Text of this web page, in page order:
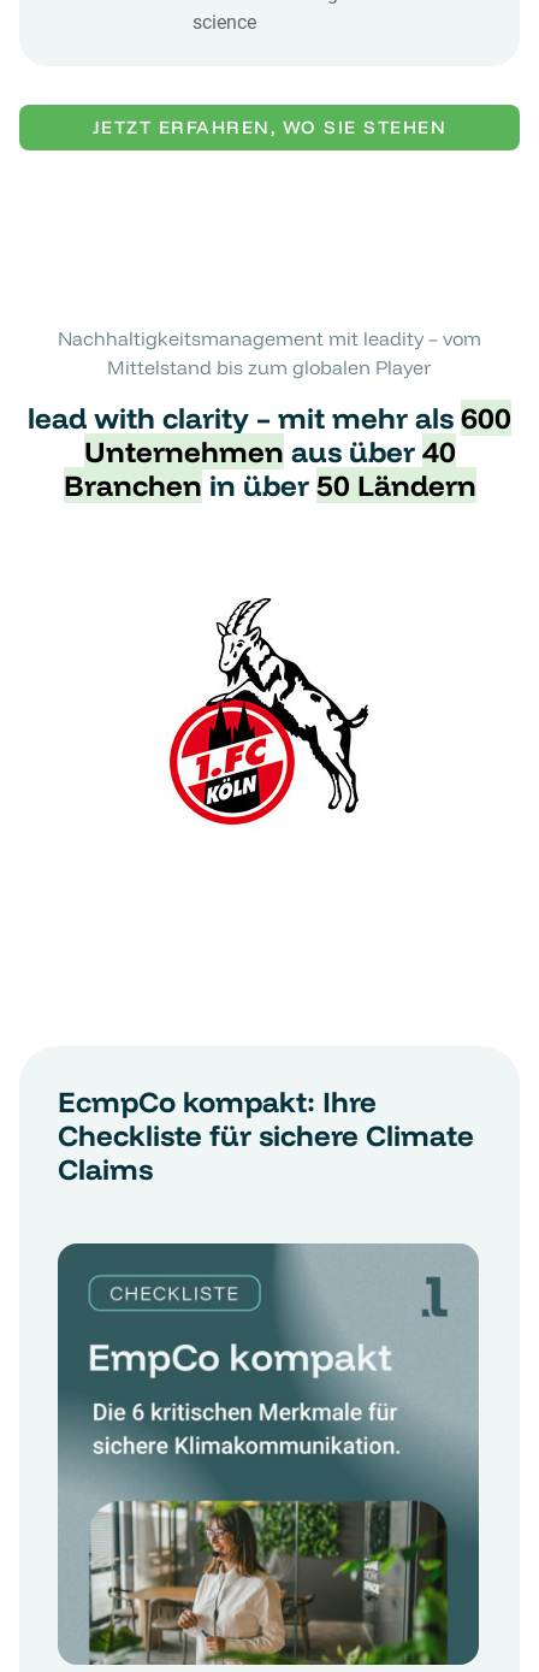
science
JETZT ERFAHREN, WO SIE STEHEN
Nachhaltigkeitsmanagement mit leadity – vom
Mittelstand bis zum globalen Player
lead with clarity – mit mehr als 600
Unter­nehmen aus über 40
Branchen in über 50 Ländern
EcmpCo kompakt: Ihre
Checkliste für sichere Climate
Claims